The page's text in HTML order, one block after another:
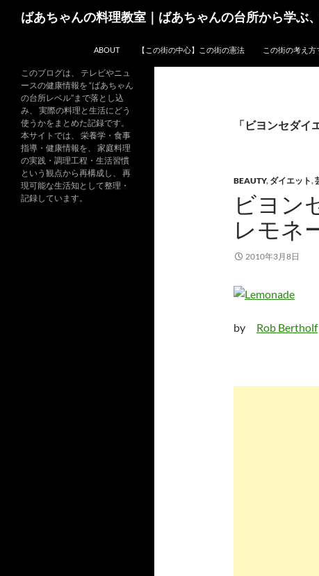
ばあちゃんの料理教室｜ばあちゃんの台所から学ぶ
ABOUT 【この街の中心】この街の憲法 この街の考え方
「ビヨンセダ
BEAUTY, ダイエット,
ビヨン
レモネ
2010年3月8日
by Rob Bertholf
このブログは、 テレビやニュ
ースの健康情報を “ばあちゃん
の台所レベル”まで落とし込
み、 実際の料理と生活にどう
使うかをまとめた記録です。
本サイトでは、 栄養学・食事
指導・健康情報を、 家庭料理
の実践・調理工程・生活習慣
という観点から再構成し、 再
現可能な生活知として整理・
記録しています。